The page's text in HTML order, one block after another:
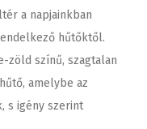
a napjainkban
hűtőktől.
zöld színű, szagtalan
amelybe az
s igény szerint